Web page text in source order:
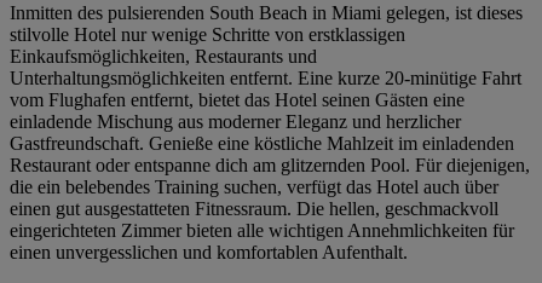
Inmitten des pulsierenden South Beach in Miami gelegen, ist dieses
stilvolle Hotel nur wenige Schritte von erstklassigen
Einkaufsmöglichkeiten, Restaurants und
Unterhaltungsmöglichkeiten entfernt. Eine kurze 20-minütige Fahrt
vom Flughafen entfernt, bietet das Hotel seinen Gästen eine
einladende Mischung aus moderner Eleganz und herzlicher
Gastfreundschaft. Genieße eine köstliche Mahlzeit im einladenden
Restaurant oder entspanne dich am glitzernden Pool. Für diejenigen,
die ein belebendes Training suchen, verfügt das Hotel auch über
einen gut ausgestatteten Fitnessraum. Die hellen, geschmackvoll
eingerichteten Zimmer bieten alle wichtigen Annehmlichkeiten für
einen unvergesslichen und komfortablen Aufenthalt.